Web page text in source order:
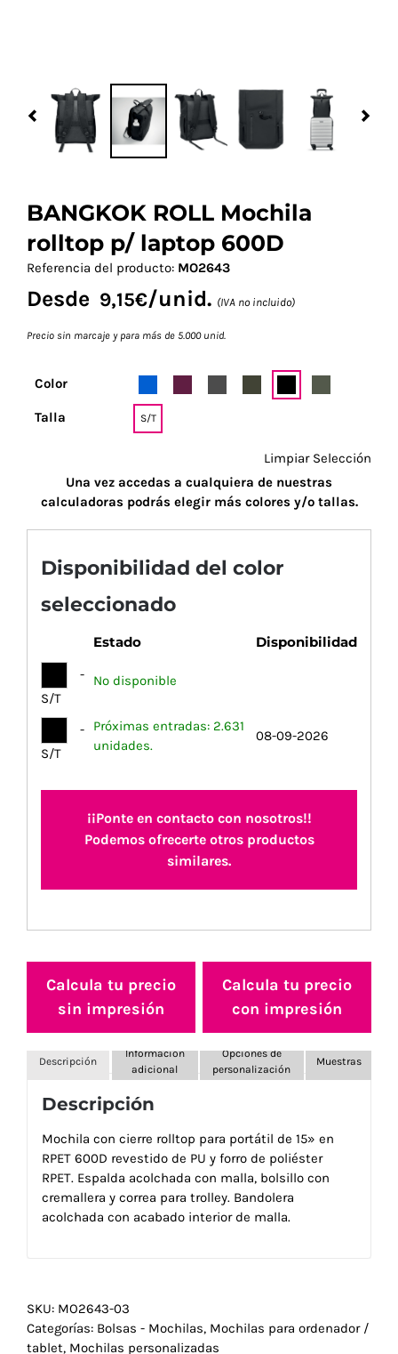
Previous
BANGKOK ROLL Mochila
rolltop p/ laptop 600D
Referencia del producto: MO2643
Desde 9,15€/unid. (IVA no incluido)
Precio sin marcaje y para más de 5.000 unid.
Color
Talla S/T
Limpiar Selección
Una vez accedas a cualquiera de nuestras
calculadoras podrás elegir más colores y/o tallas.
Disponibilidad del color
seleccionado
Estado Disponibilidad
-
S/T
No disponible
-
S/T
Próximas entradas: 2.631
unidades.
08-09-2026
¡¡Ponte en contacto con nosotros!!
Podemos ofrecerte otros productos
similares.
Calcula tu precio
sin impresión
Calcula tu precio
con impresión
Descripción
Información
adicional
Opciones de
personalización
Muestras
Descripción
Mochila con cierre rolltop para portátil de 15» en
RPET 600D revestido de PU y forro de poliéster
RPET. Espalda acolchada con malla, bolsillo con
cremallera y correa para trolley. Bandolera
acolchada con acabado interior de malla.
SKU: MO2643-03
Categorías: Bolsas - Mochilas, Mochilas para ordenador /
tablet, Mochilas personalizadas